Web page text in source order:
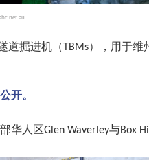
道掘进机（ TBMs），用于维
开。
华人区Glen Waverley与Box Hill